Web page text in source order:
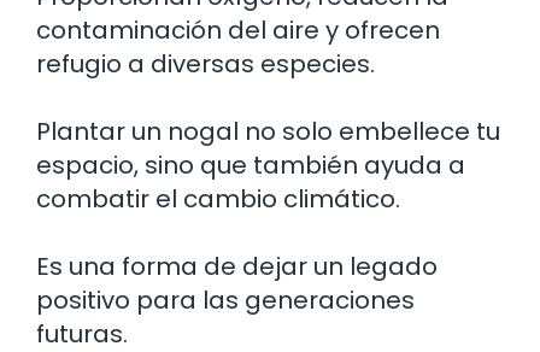
contaminación del aire y ofrecen
refugio a diversas especies.
Plantar un nogal no solo embellece tu
espacio, sino que también ayuda a
combatir el cambio climático.
Es una forma de dejar un legado
positivo para las generaciones
futuras.